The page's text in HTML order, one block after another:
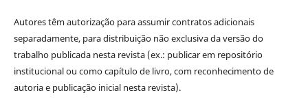
Autores têm autorização para assumir contratos adicionais
separadamente, para distribuição não exclusiva da versão do
trabalho publicada nesta revista (ex.: publicar em repositório
institucional ou como capítulo de livro, com reconhecimento de
autoria e publicação inicial nesta revista).